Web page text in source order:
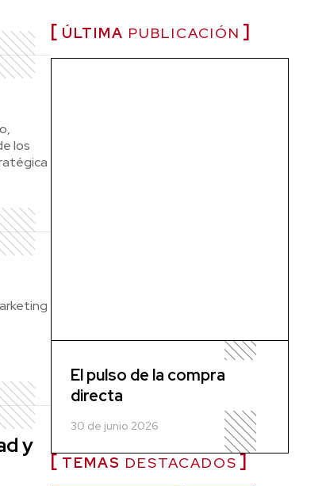
los
y
ÚLTIMA PUBLICACIÓN
El pulso de la compra
directa
30 de junio 2026
TEMAS DESTACADOS